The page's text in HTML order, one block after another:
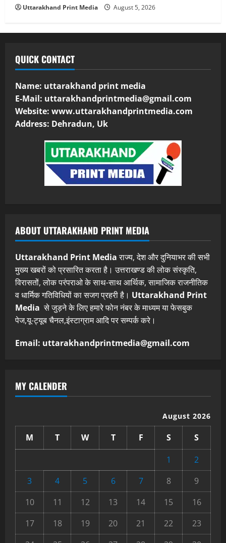
Uttarakhand Print Media August 5, 2026
QUICK CONTACT
Name: uttarakhand print media
E-Mail: uttarakhandprintmedia@gmail.com
Website: www.uttarakhandprintmedia.com
Address: Dehradun, Uk
ABOUT UTTARAKHAND PRINT MEDIA
Uttarakhand Print Mediaराज्य, देश और दुनियाभर की सभी
मुख्य खबरों को प्रसारित करता है। उत्तराखण्ड की लोक संस्कृति,
विरासतों, लोक परंपराओ के साथ-साथ आर्थिक, सामाजिक राजनीतिक
व धार्मिक गतिविधियों का सजग प्रहरी है। Uttarakhand Print
Media से जुड़ने के लिए हमारे फोन नंबर के माध्यम या फेसबुक
पेज,यू-ट्यूब चैनल,इंस्टाग्राम आदि पर सम्पर्क करे।
Email: uttarakhandprintmedia@gmail.com
MY CALENDER
August 2026
M T W T F S
S
1
2
3
4 5 6 7 8
9
10
11 12 13 14 15
16
17
18 19 20 21 22
23